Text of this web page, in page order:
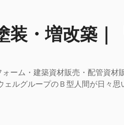
・増改築｜
ーム・建築資材販売・配管資材
ルグループのＢ型人間が日々思